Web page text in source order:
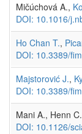
Mičúchová A.,
DOI: 10.1016/
Ho Chan T.,
DOI: 10.3389/
Majstorović J.,
DOI: 10.3389/
Mani A., Henn
DOI: 10.1126/